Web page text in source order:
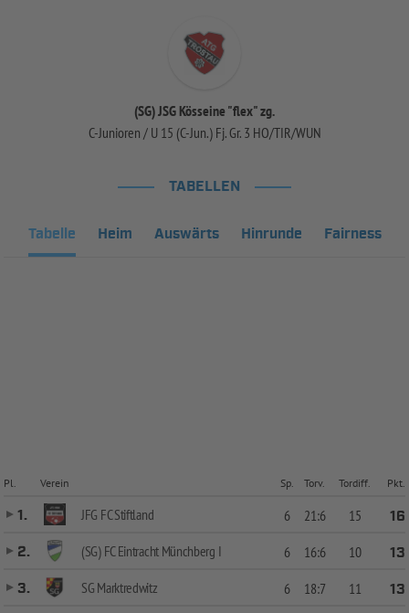
(SG) JSG Kösseine "flex" zg.
C-Junioren / U 15 (C-Jun.) Fj. Gr. 3 HO/TIR/WUN
TABELLEN
Tabelle Heim Auswärts Hinrunde Fairness
Pl. Verein Sp. Torv. Tordiff. Pkt.
1. JFG FC Stiftland 6 21:6 15
16
2.
(SG) FC Eintracht Münchberg I 6 16:6 10
13
3.
SG Marktredwitz 6 18:7 11
13